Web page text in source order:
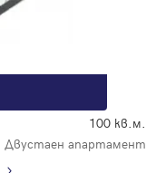
100 кв.м.
Двустаен апартамент